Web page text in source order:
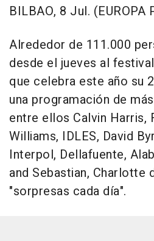
BILBAO, 8 Jul. (EUROPA
Alrededor de 111.000
desde el jueves al
que celebra este año su
una programación de
entre ellos Calvin Harris,
Williams, IDLES, David
Interpol, Dellafuente,
and Sebastian, Charlotte
"sorpresas cada día".